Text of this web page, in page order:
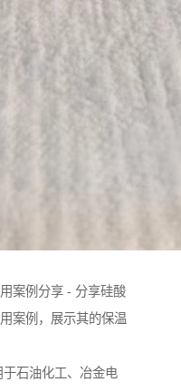
案例分享 - 分享硅酸
案例，展示其的保温
石油化工、冶金电